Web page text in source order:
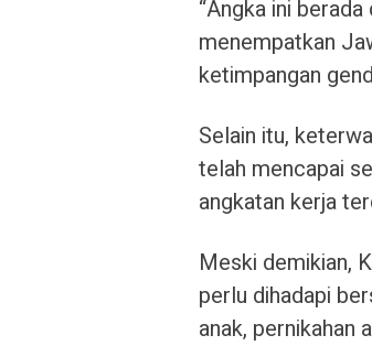
“Angka ini
menempatkan
ketimpangan
Selain itu,
telah mencapai
angkatan kerja
Meski demikian,
perlu dihadapi
anak, pernikahan